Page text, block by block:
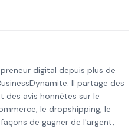
digital depuis plus de
Il partage des
avis honnêtes sur le
le dropshipping, le
de gagner de l'argent,